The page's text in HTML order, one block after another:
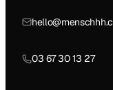
03 67 30 13 27